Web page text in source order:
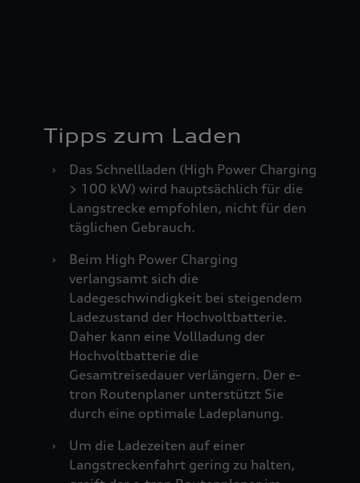
Tipps zum Laden
›
Das Schnellladen (High Power Charging
> 100 kW) wird hauptsächlich für die
Langstrecke empfohlen, nicht für den
täglichen Gebrauch.
›
Beim High Power Charging
verlangsamt sich die
Ladegeschwindigkeit bei steigendem
Ladezustand der Hochvoltbatterie.
Daher kann eine Vollladung der
Hochvoltbatterie die
Gesamtreisedauer verlängern. Der e-
tron Routenplaner unterstützt Sie
durch eine optimale Ladeplanung.
›
Um die Ladezeiten auf einer
Langstreckenfahrt gering zu halten,